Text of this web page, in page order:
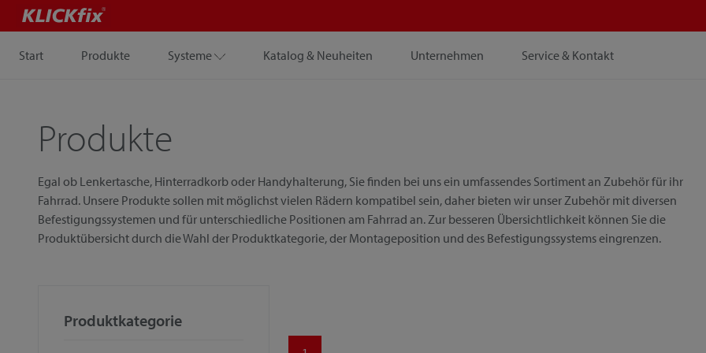
Start Produkte Systeme Katalog & Neuheiten Unternehmen Service & Kontakt
Produkte
Egal ob Lenkertasche, Hinterradkorb oder Handyhalterung, Sie finden bei uns ein umfassendes Sortiment an Zubehör für ihr
Fahrrad. Unsere Produkte sollen mit möglichst vielen Rädern kompatibel sein, daher bieten wir unser Zubehör mit diversen
Befestigungssystemen und für unterschiedliche Positionen am Fahrrad an. Zur besseren Übersichtlichkeit können Sie die
Produktübersicht durch die Wahl der Produktkategorie, der Montageposition und des Befestigungssystems eingrenzen.
Produktkategorie